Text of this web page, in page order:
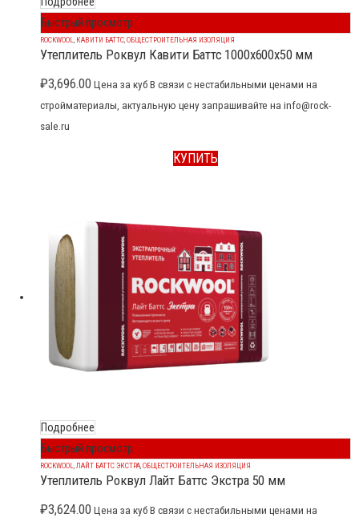
Быстрый просмотр
ROCKWOOL, КАВИТИ БАТТС,ОБЩЕСТРОИТЕЛЬНАЯ ИЗОЛЯЦИЯ
Утеплитель Роквул Кавити Баттс 1000x600x50 мм
₽3,696.00 Цена за куб В связи с нестабильными ценами на
стройматериалы, актуальную цену запрашивайте на info@rock-
sale.ru
КУПИТЬ
Подробнее
Быстрый просмотр
ROCKWOOL,ЛАЙТ БАТТС ЭКСТРА,ОБЩЕСТРОИТЕЛЬНАЯ ИЗОЛЯЦИЯ
Утеплитель Роквул Лайт Баттс Экстра 50 мм
₽3,624.00 Цена за куб В связи с нестабильными ценами на